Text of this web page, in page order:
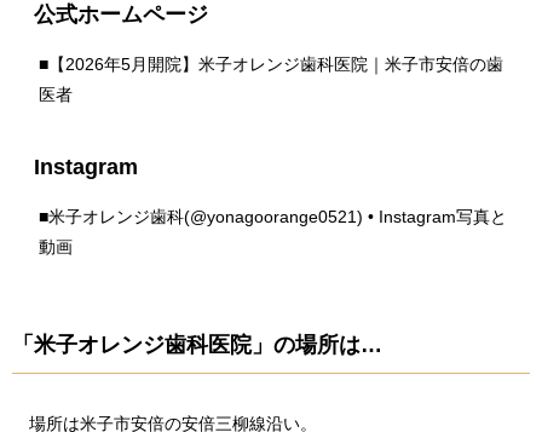
公式ホームページ
■【2026年5月開院】米子オレンジ歯科医院｜米子市安倍の歯
医者
Instagram
■米子オレンジ歯科(@yonagoorange0521) • Instagram写真と
動画
「米子オレンジ歯科医院」の場所は…
場所は米子市安倍の安倍三柳線沿い。